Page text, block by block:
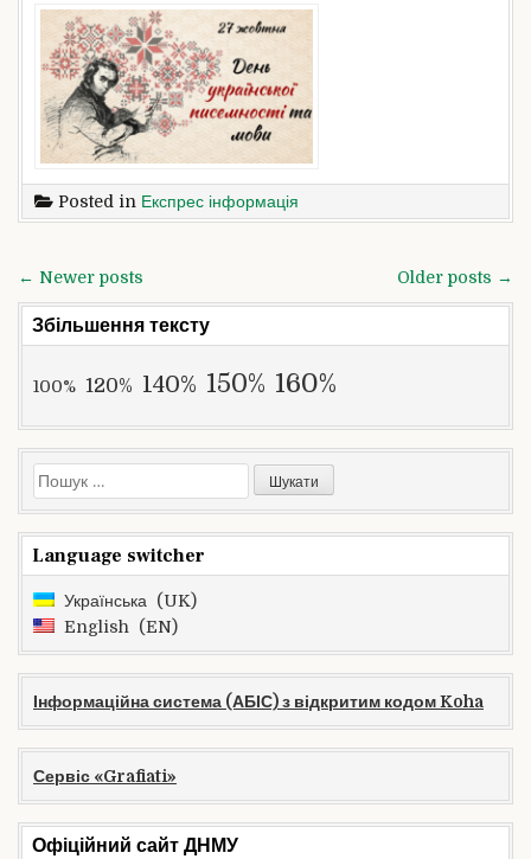
Posted in Експрес інформація
Навігація
записів
Older posts →
← Newer posts
Збільшення тексту
100% 120% 140% 150% 160%
Пошук:
Language switcher
Українська
UK
English
EN
Інформаційна система (АБІС) з відкритим кодом Koha
Сервіс «Grafiati»
Офіційний сайт ДНМУ